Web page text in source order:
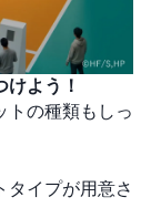
よう！
トの種類もしっ
タイプが用意さ